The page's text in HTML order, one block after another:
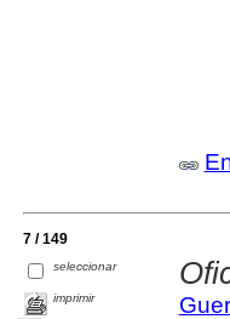
7 / 149
seleccionar
imprimir